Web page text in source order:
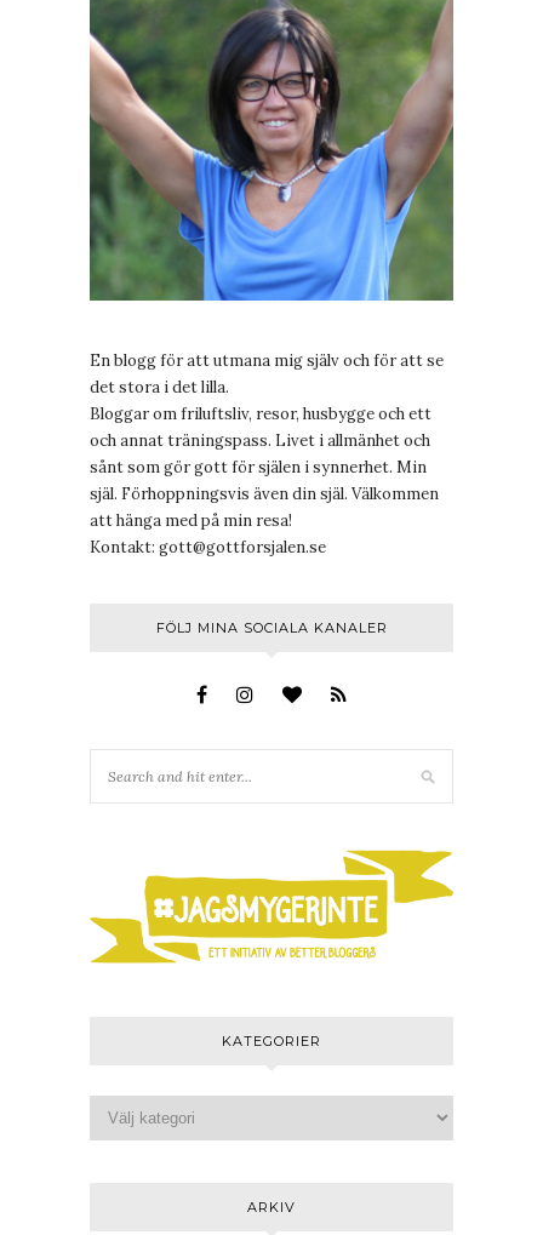
En blogg för att utmana mig själv och för att se
det stora i det lilla.
Bloggar om friluftsliv, resor, husbygge och ett
och annat träningspass. Livet i allmänhet och
sånt som gör gott för själen i synnerhet. Min
själ. Förhoppningsvis även din själ. Välkommen
att hänga med på min resa!
Kontakt: gott@gottforsjalen.se
FÖLJ MINA SOCIALA KANALER
KATEGORIER
ARKIV